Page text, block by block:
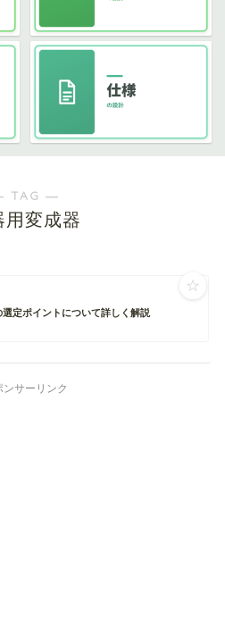
TAG ―
用変成器
定ポイントについて詳しく解説
☆
ンサーリンク